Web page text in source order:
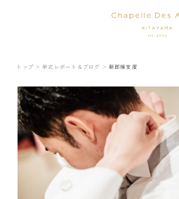
トップ ＞ 挙式レポート＆ブログ ＞ 新郎様支度